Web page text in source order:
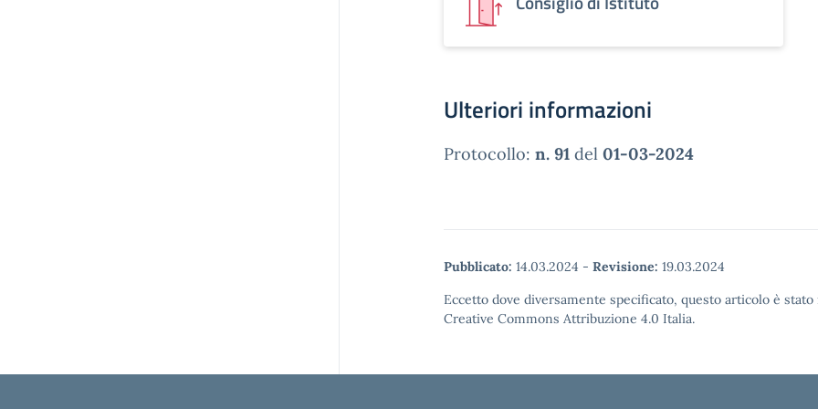
Ulteriori informazioni
Protocollo: n. 91 del 01-03-2024
Pubblicato: 14.03.2024 - Revisione: 19.03.2024
Eccetto dove diversamente specificato, questo articolo è
Creative Commons Attribuzione 4.0 Italia.